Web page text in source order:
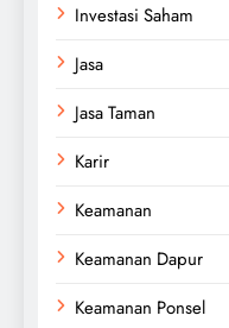
Investasi Saham
Jasa
Jasa Taman
Karir
Keamanan
Keamanan Dapur
Keamanan Ponsel